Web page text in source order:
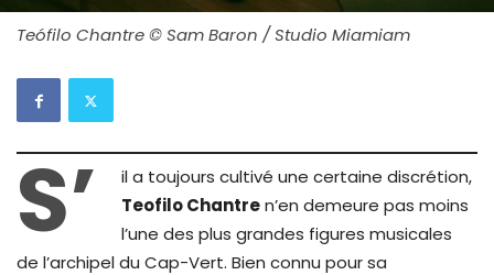
Teófilo Chantre © Sam Baron / Studio Miamiam
S’
il a toujours cultivé une certaine discrétion,
Teofilo Chantren’en demeure pas moins
l’une des plus grandes figures musicales
de l’archipel du Cap-Vert. Bien connu pour sa